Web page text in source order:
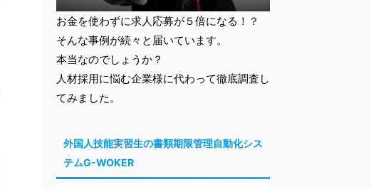
お金を使わずに求人応募が５倍になる！？
そんな事例が続々と届いています。
本当なのでしょうか？
人材採用に悩む企業様に代わって徹底調査し
てみました。
外国人技能実習生の書類期限管理自動化シス
テムG-WOKER